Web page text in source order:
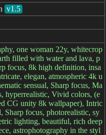
v1.5
one woman 22y, whitecrop
filled with water and lava, p
focus, 8k high definition, insa
elegan, atmospheric 4k u
sensual, Sharp focus, Ma
hyperrealistic, Vivid colors, (e
CG unity 8k wallpaper), Intric
Sharp focus, photorealistic, sy
lighting, beautiful, rich deep
astrophotography in the styl